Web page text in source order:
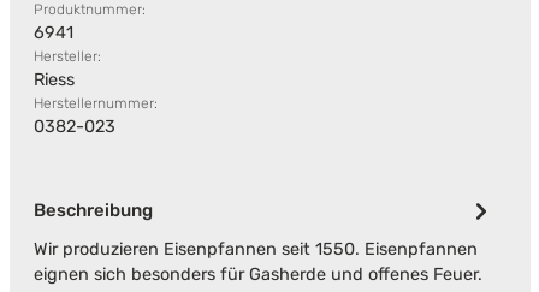
Produktnummer:
6941
Hersteller:
Riess
Herstellernummer:
0382-023
Beschreibung
Wir produzieren Eisenpfannen seit 1550. Eisenpfannen
eignen sich besonders für Gasherde und offenes Feuer.